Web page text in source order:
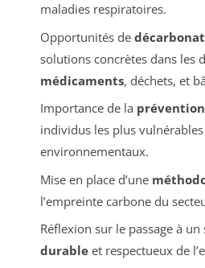
maladies respiratoires.
Opportunités de
solutions concrètes dans les
médicaments, déchets, et
Importance de la prévention
individus les plus
environnementaux.
Mise en place d’une
l’empreinte carbone du
Réflexion sur le passage à
durableet respectueux de